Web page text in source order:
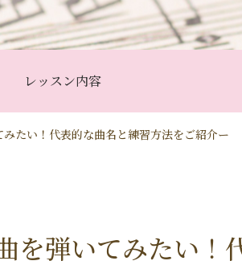
レッスン内容
たい！代表的な曲名と練習方法をご紹介ー
を弾いてみたい